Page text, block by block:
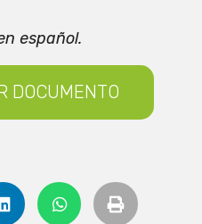
español.
DOCUMENTO